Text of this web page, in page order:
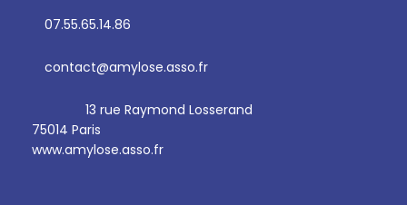
07.55.65.14.86
contact@amylose.asso.fr
13 rue Raymond Losserand
75014 Paris
www.amylose.asso.fr